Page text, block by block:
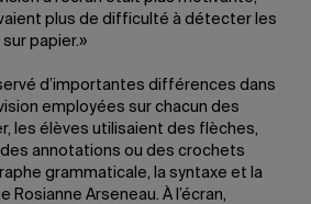
plus de difficulté à détecter les
sur papier.»
d’importantes différences dans
employées sur chacun des
les élèves utilisaient des flèches,
annotations ou des crochets
grammaticale, la syntaxe et la
Rosianne Arseneau. À l’écran,